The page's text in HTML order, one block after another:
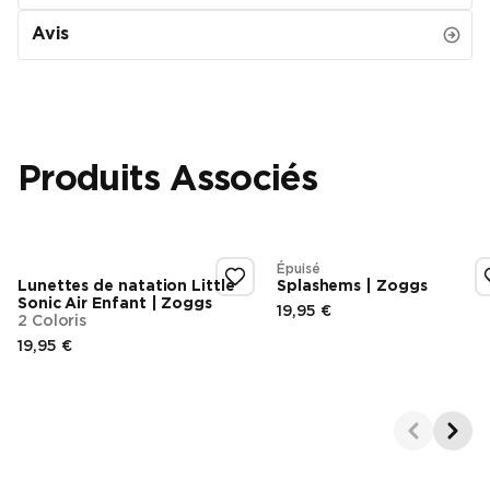
Avis
Produits Associés
Lunettes de natation Little
Sonic Air Enfant | Zoggs
2 Coloris
19,95 €
Prix final
Épuisé
Splashems | Zoggs
19,95 €
Prix final